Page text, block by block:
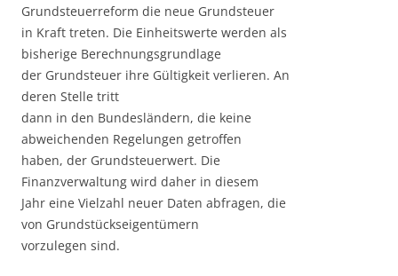
Grundsteuerreform die neue Grundsteuer
in Kraft treten. Die Einheitswerte werden als
bisherige Berechnungsgrundlage
der Grundsteuer ihre Gültigkeit verlieren. An
deren Stelle tritt
dann in den Bundesländern, die keine
abweichenden Regelungen getroffen
haben, der Grundsteuerwert. Die
Finanzverwaltung wird daher in diesem
Jahr eine Vielzahl neuer Daten abfragen, die
von Grundstückseigentümern
vorzulegen sind.